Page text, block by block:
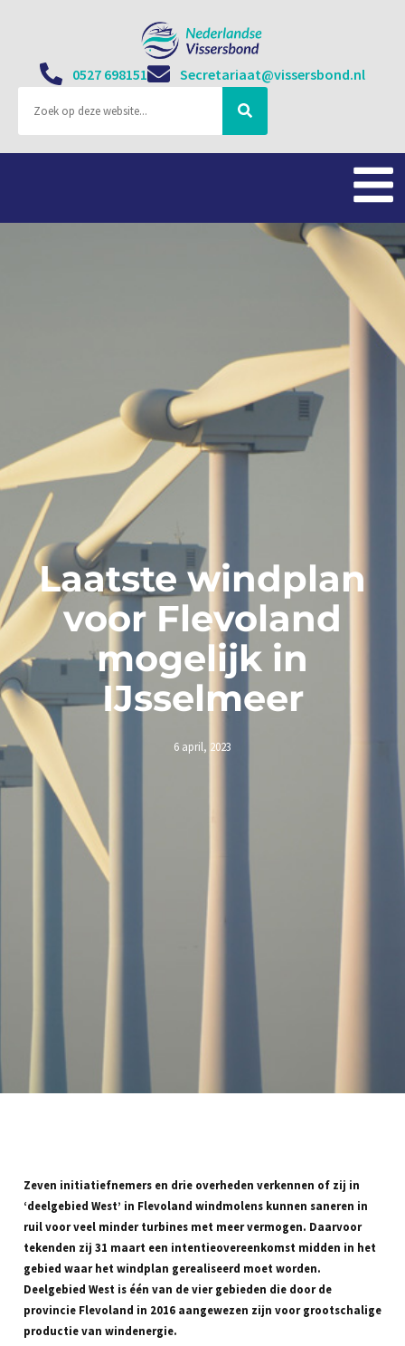
0527 698151 Secretariaat@vissersbond.nl
Laatste windplan
voor Flevoland
mogelijk in
IJsselmeer
6 april, 2023
Zeven initiatiefnemers en drie overheden verkennen of zij in
‘deelgebied West’ in Flevoland windmolens kunnen saneren in
ruil voor veel minder turbines met meer vermogen. Daarvoor
tekenden zij 31 maart een intentieovereenkomst midden in het
gebied waar het windplan gerealiseerd moet worden.
Deelgebied West is één van de vier gebieden die door de
provincie Flevoland in 2016 aangewezen zijn voor grootschalige
productie van windenergie.